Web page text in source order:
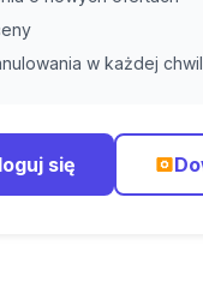
w każdej
się